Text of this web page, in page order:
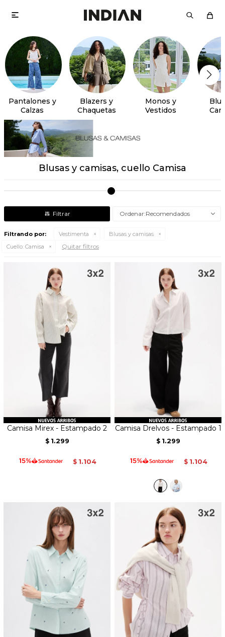

Pantalones y
Calzas
Blazers y
Chaquetas
Monos y
Vestidos
Blusas y camisas, cuello Camisa
Recomendados
Filtrando por: Vestimenta
Blusas y camisas
Cuello: Camisa Quitar filtros
Camisa Mirex - Estampado 2
$ 1.299
$ 1.104
Camisa Drelvos - Estampado 1
$ 1.299
$ 1.104